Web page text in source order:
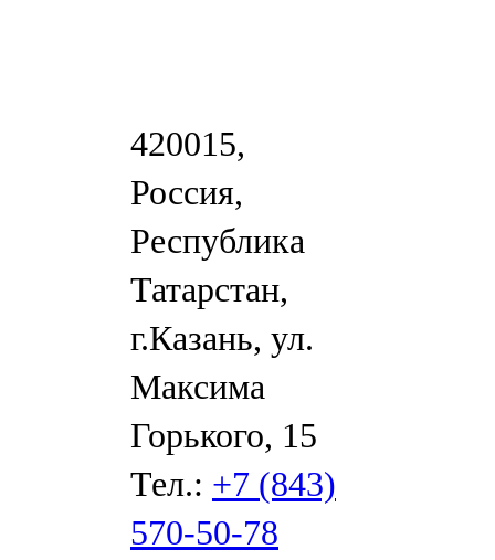
420015,
Россия,
Республика
Татарстан,
г.Казань, ул.
Максима
Горького, 15
Тел.: +7 (843)
570-50-78